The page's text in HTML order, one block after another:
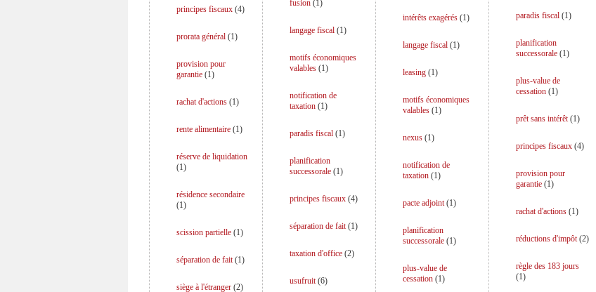
principes fiscaux (4)
prorata général (1)
provision pour
garantie (1)
rachat d'actions (1)
rente alimentaire (1)
réserve de liquidation
(1)
résidence secondaire
(1)
scission partielle (1)
séparation de fait(1)
siège à l'étranger (2)
fusion(1)
langage fiscal(1)
motifs économiques
valables(1)
notification de
taxation(1)
paradis fiscal(1)
planification
successorale(1)
principes fiscaux(4)
séparation de fait(1)
taxation d'office(2)
usufruit(6)
intérêts exagérés(1)
langage fiscal(1)
leasing(1)
motifs économiques
valables(1)
nexus(1)
notification de
taxation(1)
pacte adjoint(1)
planification
successorale(1)
plus-value de
cessation(1)
paradis fiscal(1)
planification
successorale(1)
plus-value de
cessation(1)
prêt sans intérêt(1)
principes fiscaux(4)
provision pour
garantie(1)
rachat d'actions(1)
réductions d'impôt(2)
règle des 183 jours
(1)